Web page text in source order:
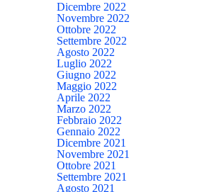
Dicembre 2022
Novembre 2022
Ottobre 2022
Settembre 2022
Agosto 2022
Luglio 2022
Giugno 2022
Maggio 2022
Aprile 2022
Marzo 2022
Febbraio 2022
Gennaio 2022
Dicembre 2021
Novembre 2021
Ottobre 2021
Settembre 2021
Agosto 2021